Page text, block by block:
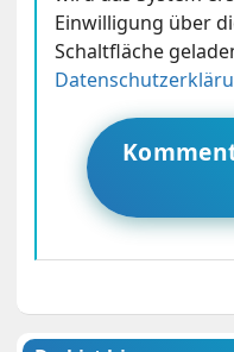
Einwilligung über
Schaltfläche